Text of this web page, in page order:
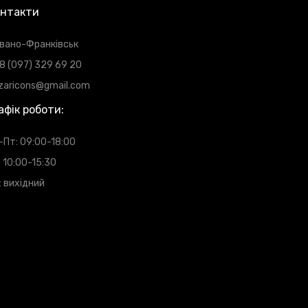
Франківськ
(097) 329 69 20
роботи:
Пт: 09:00-18:00
10:00-15:30
вихідний